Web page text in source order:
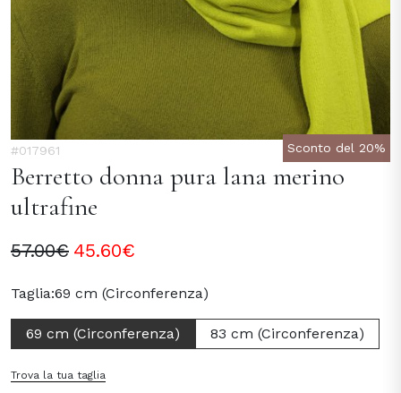
#017961
Berretto donna pura lana merino
ultrafine
Sconto del 20%
57.00€ 45.60€
Taglia:69 cm (Circonferenza)
69 cm (Circonferenza) 83 cm (Circonferenza)
Trova la tua taglia